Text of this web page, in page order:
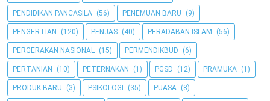
PENDIDIKAN PANCASILA (56) PENEMUAN BARU (9)
PENGERTIAN (120) PENJAS (40) PERADABAN ISLAM (56)
PERGERAKAN NASIONAL (15) PERMENDIKBUD (6)
PERTANIAN (10) PETERNAKAN (1) PGSD (12) PRAMUKA (1)
PRODUK BARU (3) PSIKOLOGI (35) PUASA (8)